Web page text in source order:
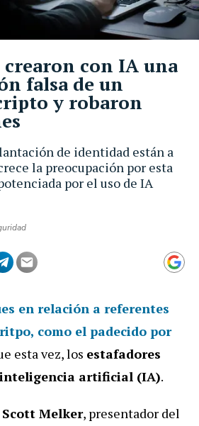
de identidad están a
la preocupación por esta
por el uso de IA
crearon con IA una
falsa de un
y robaron
en relación a referentes
como el padecido por
esta vez, los estafadores
artificial (IA).
Scott Melker, presentador del